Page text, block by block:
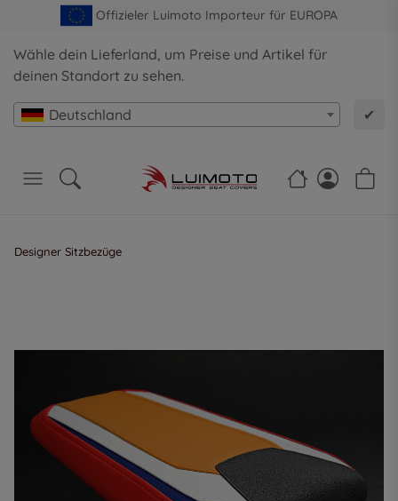
Offizieler Luimoto Importeur für EUROPA
Wähle dein Lieferland, um Preise und Artikel für
deinen Standort zu sehen.
Deutschland ✔
Designer Sitzbezüge